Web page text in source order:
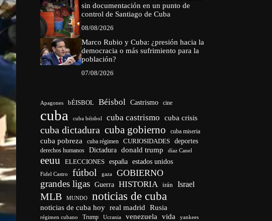
sin documentación en un punto de
control de Santiago de Cuba
08/08/2026
Marco Rubio y Cuba: ¿presión hacia la
democracia o más sufrimiento para la
población?
07/08/2026
Apagones bÉISBOL Béisbol Castrismo cine
cuba cuba béisbol cuba castrismo cuba crisis
cuba dictadura cuba gobierno cuba miseria
cuba pobreza cuba régimen CURIOSIDADES deportes
derechos humanos Dictadura donald trump díaz Canel
eeuu ELECCIONES españa estados unidos
Fidel Castro fútbol gaza GOBIERNO
grandes ligas Guerra HISTORIA irán Israel
MLB MUNDO noticias de cuba
noticias de cuba hoy real madrid Rusia
régimen cubano Trump Ucrania venezuela vida yankees